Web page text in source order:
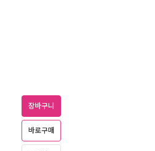
장바구니
바로구매